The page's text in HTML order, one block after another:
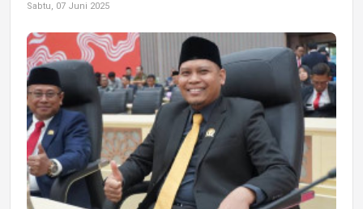
Sabtu, 07 Juni 2025